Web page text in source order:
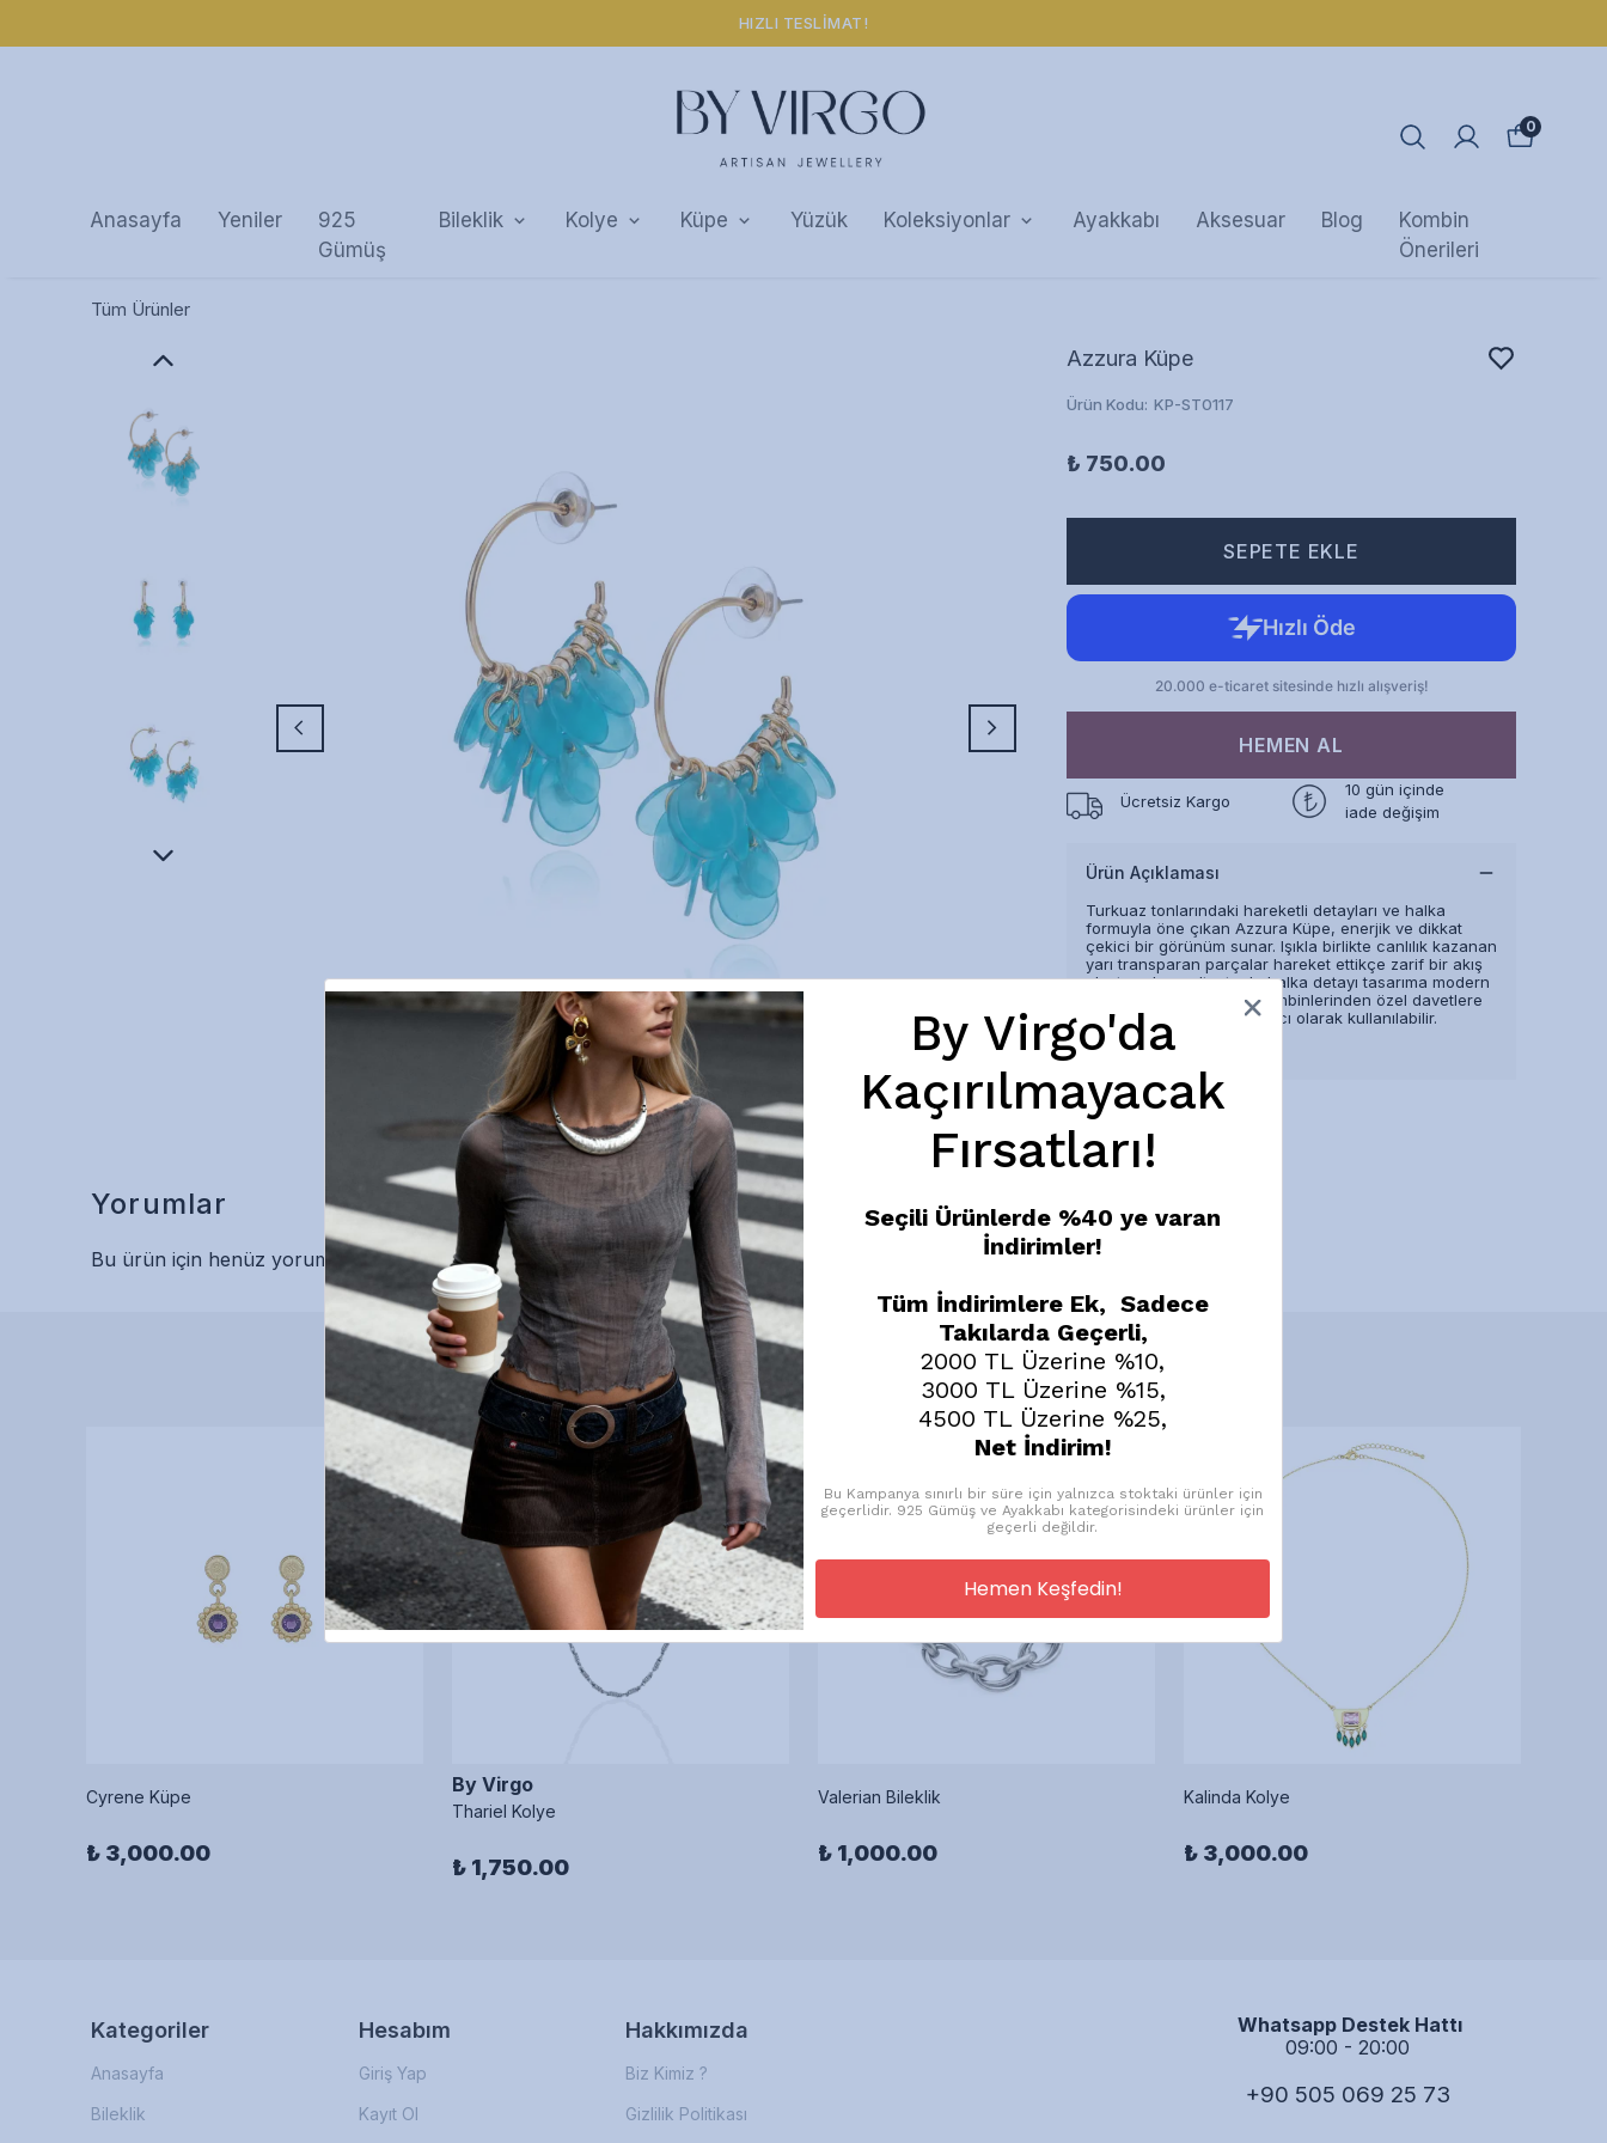
Anasayfa Yeniler
925
Gümüş
Bileklik Kolye Küpe Yüzük Koleksiyonlar Ayakkabı Aksesuar Blog
Kombin
Önerileri
0
Tüm Ürünler
Azzura Küpe
Ürün Kodu: KP-ST0117
₺ 750.00
SEPETE EKLE
HEMEN AL
Ücretsiz Kargo
10 gün içinde
iade değişim
Ürün Açıklaması
Turkuaz tonlarındaki hareketli detayları ve halka
formuyla öne çıkan Azzura Küpe, enerjik ve dikkat
çekici bir görünüm sunar. Işıkla birlikte canlılık kazanan
yarı transparan parçalar hareket ettikçe zarif bir akış
oluştururken, altın tonlu halka detayı tasarıma modern
bir dokunuş katar. Yaz kombinlerinden özel davetlere
kadar renkli bir tamamlayıcı olarak kullanılabilir.
Devamını Göster
Yorumlar
Bu ürün için henüz yorum yapılmamış.
Önerilen Ürünler
Cyrene Küpe
₺ 3,000.00
By Virgo
Thariel Kolye
₺ 1,750.00
Valerian Bileklik
₺ 1,000.00
Kalinda Kolye
₺ 3,000.00
Kategoriler
Anasayfa
Bileklik
Hesabım
Giriş Yap
Kayıt Ol
Hakkımızda
Biz Kimiz ?
Gizlilik Politikası
Whatsapp Destek Hattı
09:00 - 20:00
+90 505 069 25 73
By Virgo'da
Kaçırılmayacak
Fırsatları!
Seçili Ürünlerde %40 ye varan
İndirimler!
Tüm İndirimlere Ek, Sadece
Takılarda Geçerli,
2000 TL Üzerine %10,
3000 TL Üzerine %15,
4500 TL Üzerine %25,
Net İndirim!
Bu Kampanya sınırlı bir süre için yalnızca stoktaki ürünler için
geçerlidir. 925 Gümüş ve Ayakkabı kategorisindeki ürünler için
geçerli değildir.
Hemen Keşfedin!